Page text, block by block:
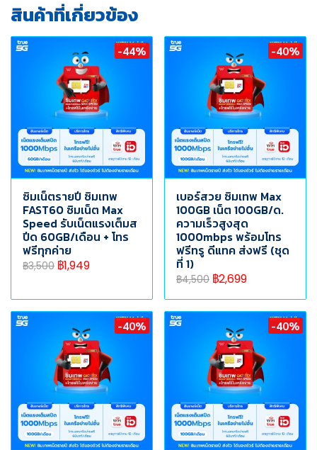
สินค้าที่เกี่ยวข้อง
-44%
ซิมเน็ตรายปี ซิมเทพ
FAST60 ซิมเน็ต Max
Speed รับเน็ตแรงเต็มส
ปีด 60GB/เดือน + โทร
ฟรีทุกค่าย
฿3,500 ฿1,949
-40%
เบอร์สวย ซิมเทพ Max
100GB เน็ต 100GB/ด.
ความเร็วสูงสุด
1000mbps พร้อมโทร
ฟรีทรู ดีแทค ส่งฟรี (ชุด
ที่ 1)
฿4,500 ฿2,699
-40% -40%